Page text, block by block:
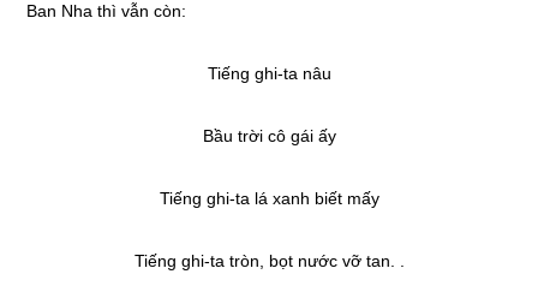
Ban Nha thì vẫn còn:
Tiếng ghi-ta nâu
Bầu trời cô gái ấy
Tiếng ghi-ta lá xanh biết mấy
Tiếng ghi-ta tròn, bọt nước vỡ tan. .